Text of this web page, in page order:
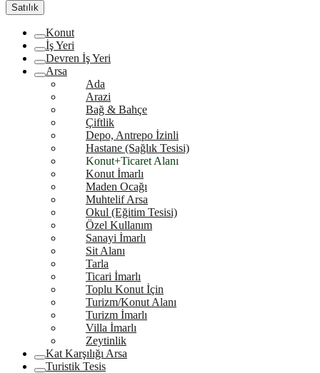
Satılık
Konut
İş Yeri
Devren İş Yeri
Arsa
Ada
Arazi
Bağ & Bahçe
Çiftlik
Depo, Antrepo İzinli
Hastane (Sağlık Tesisi)
Konut+Ticaret Alanı
Konut İmarlı
Maden Ocağı
Muhtelif Arsa
Okul (Eğitim Tesisi)
Özel Kullanım
Sanayi İmarlı
Sit Alanı
Tarla
Ticari İmarlı
Toplu Konut İçin
Turizm/Konut Alanı
Turizm İmarlı
Villa İmarlı
Zeytinlik
Kat Karşılığı Arsa
Turistik Tesis